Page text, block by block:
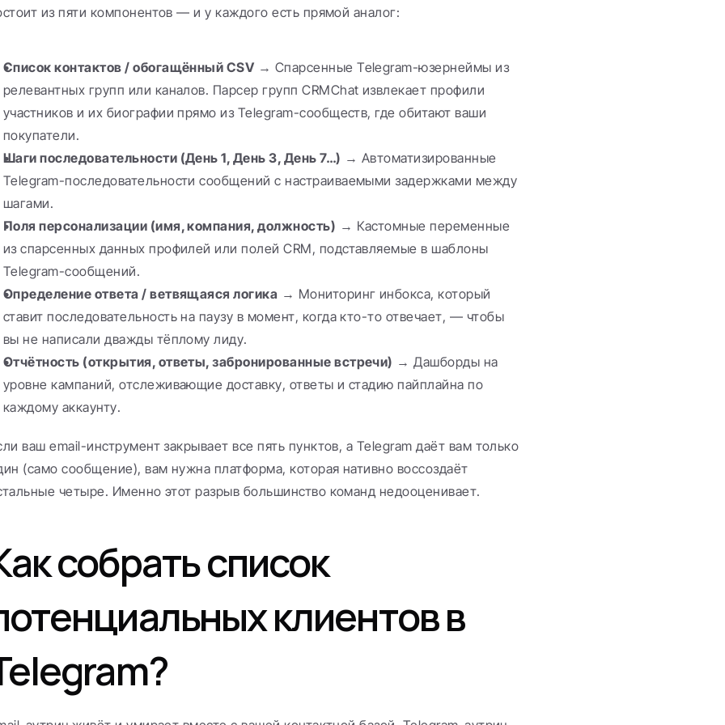
из пяти компонентов — и у каждого есть прямой аналог:
Список контактов / обогащённый CSV → Спарсенные Telegram-юзернеймы из
релевантных групп или каналов. Парсер групп CRMChat извлекает профили
участников и их биографии прямо из Telegram-сообществ, где обитают ваши
покупатели.
Шаги последовательности (День 1, День 3, День 7…) → Автоматизированные
Telegram-последовательности сообщений с настраиваемыми задержками между
шагами.
Поля персонализации (имя, компания, должность) → Кастомные переменные
из спарсенных данных профилей или полей CRM, подставляемые в шаблоны
Telegram-сообщений.
Определение ответа / ветвящаяся логика → Мониторинг инбокса, который
ставит последовательность на паузу в момент, когда кто-то отвечает, — чтобы
вы не написали дважды тёплому лиду.
Отчётность (открытия, ответы, забронированные встречи) → Дашборды на
уровне кампаний, отслеживающие доставку, ответы и стадию пайплайна по
каждому аккаунту.
ваш email-инструмент закрывает все пять пунктов, а Telegram даёт вам только
(само сообщение), вам нужна платформа, которая нативно воссоздаёт
четыре. Именно этот разрыв большинство команд недооценивает.
собрать список
клиентов в